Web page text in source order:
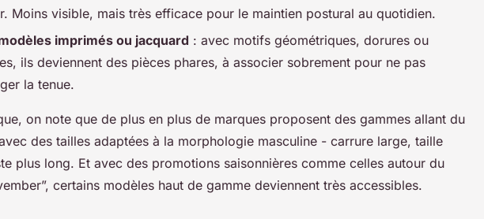
Moins visible, mais très efficace pour le maintien postural au quotidien.
imprimés ou jacquard : avec motifs géométriques, dorures ou
ils deviennent des pièces phares, à associer sobrement pour ne pas
la tenue.
on note que de plus en plus de marques proposent des gammes allant du
des tailles adaptées à la morphologie masculine - carrure large, taille
plus long. Et avec des promotions saisonnières comme celles autour du
certains modèles haut de gamme deviennent très accessibles.